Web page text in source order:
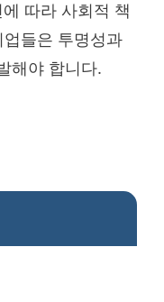
따라 사회적 책
들은 투명성과
해야 합니다.